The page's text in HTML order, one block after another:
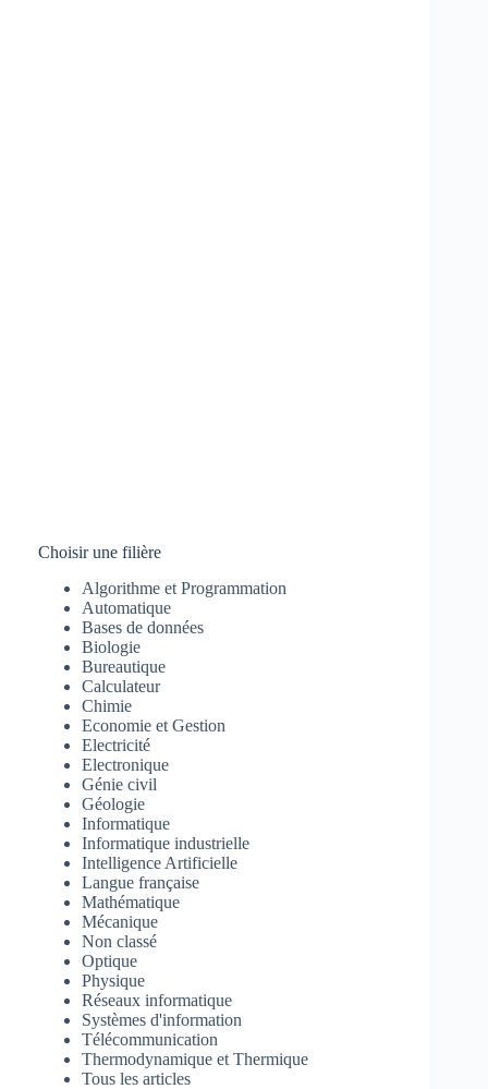
Choisir une filière
Algorithme et Programmation
Automatique
Bases de données
Biologie
Bureautique
Calculateur
Chimie
Economie et Gestion
Electricité
Electronique
Génie civil
Géologie
Informatique
Informatique industrielle
Intelligence Artificielle
Langue française
Mathématique
Mécanique
Non classé
Optique
Physique
Réseaux informatique
Systèmes d'information
Télécommunication
Thermodynamique et Thermique
Tous les articles